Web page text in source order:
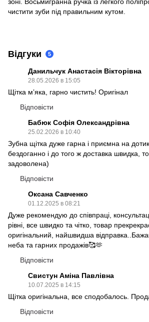
чистити зуби під правильним кутом.
Відгуки 5
Данильчук Анастасія Вікторівна
28.05.2026 в 15:05
Щітка мʼяка, гарно чистить! Оригінал
Відповісти
Бабюк Софія Олександрівна
25.02.2026 в 10:40
Зубна щітка дуже гарна і приємна на
бездоганно і до того ж доставка швидка,
задоволена)
Відповісти
Оксана Савченко
01.12.2025 в 08:21
Дуже рекомендую до співпраці,
рівні, все швидко та чітко, товар
оригінальний, найшвидша
неба та гарних продажів🥰🫶
Відповісти
Свистун Аміна Павлівна
10.07.2025 в 14:15
Щітка оригінальна, все сподобалось.
Відповісти